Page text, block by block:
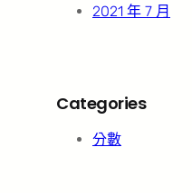
2021 年 7 月
Categories
分數